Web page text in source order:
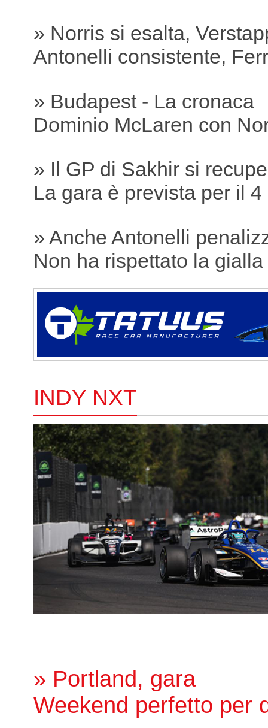
» Norris si esalta,
Antonelli consistente,
» Budapest - La cronaca
Dominio McLaren con
» Il GP di Sakhir si
La gara è prevista per il 4
» Anche Antonelli
Non ha rispettato la gialla
INDY NXT
» Portland, gara
Weekend perfetto per